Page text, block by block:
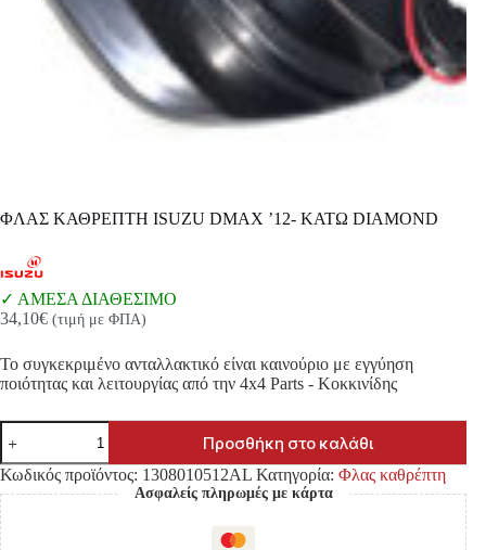
ΦΛΑΣ ΚΑΘΡΕΠΤΗ ISUZU DMAX ’12- ΚΑΤΩ DIAMOND
ΑΜΕΣΑ ΔΙΑΘΕΣΙΜΟ
34,10€ (τιμή με ΦΠΑ)
Το συγκεκριμένο ανταλλακτικό είναι καινούριο με εγγύηση
ποιότητας και λειτουργίας από την 4x4 Parts - Κοκκινίδης
ΦΛΑΣ
ΚΑΘΡΕΠΤΗ
ISUZU
DMAX
'12-
ΚΑΤΩ
DIAMOND
Προσθήκη στο καλάθι
Κωδικός προϊόντος: 1308010512AL Κατηγορία: Φλας καθρέπτη
Ασφαλείς πληρωμές με κάρτα